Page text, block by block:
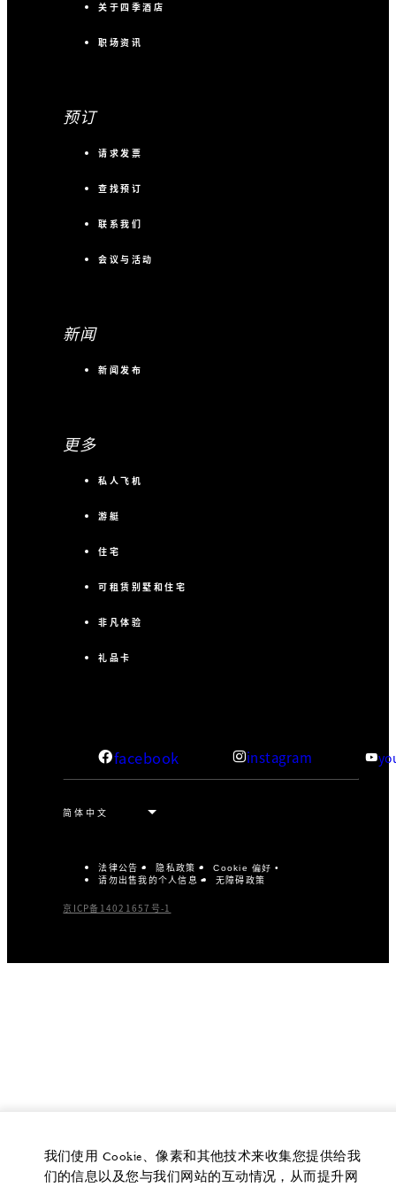
关于四季酒店
职场资讯
预订
请求发票
查找预订
联系我们
会议与活动
新闻
新闻发布
更多
私人飞机
游艇
住宅
可租赁别墅和住宅
非凡体验
礼品卡
facebook instagram
法律公告 隐私政策 Cookie 偏好
请勿出售我的个人信息 无障碍政策
京ICP备14021657号-1
我们使用 Cookie、像素和其他技术来收集您提供给我
们的信息以及您与我们网站的互动情况，从而提升网